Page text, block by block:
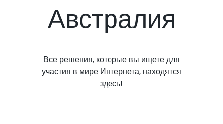
Австралия
Все решения, которые вы ищете для
участия в мире Интернета, находятся
здесь!